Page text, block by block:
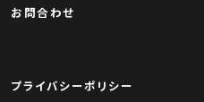
お問合わせ
プライバシーポリシー